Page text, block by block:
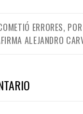
ERRORES,
ALEJANDRO